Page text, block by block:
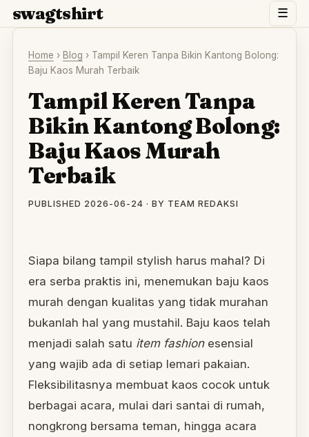
swagtshirt ☰
Home › Blog › Tampil Keren Tanpa Bikin Kantong Bolong:
Baju Kaos Murah Terbaik
Tampil Keren Tanpa
Bikin Kantong Bolong:
Baju Kaos Murah
Terbaik
PUBLISHED 2026-06-24 · BY TEAM REDAKSI
TA
Siapa bilang tampil stylish harus mahal? Di
era serba praktis ini, menemukan baju kaos
murah dengan kualitas yang tidak murahan
bukanlah hal yang mustahil. Baju kaos telah
menjadi salah satu item fashionesensial
yang wajib ada di setiap lemari pakaian.
Fleksibilitasnya membuat kaos cocok untuk
berbagai acara, mulai dari santai di rumah,
nongkrong bersama teman, hingga acara